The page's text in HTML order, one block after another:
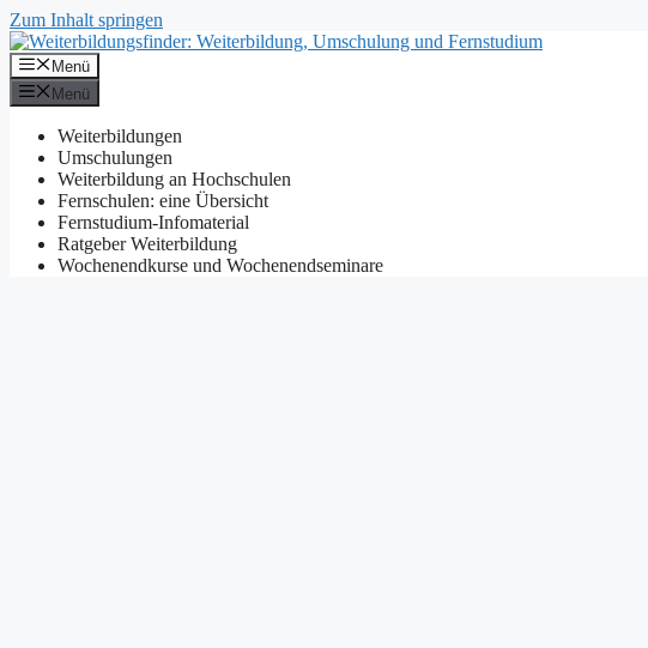
Zum Inhalt springen
Menü
Menü
Weiterbildungen
Umschulungen
Weiterbildung an Hochschulen
Fernschulen: eine Übersicht
Fernstudium-Infomaterial
Ratgeber Weiterbildung
Wochenendkurse und Wochenendseminare